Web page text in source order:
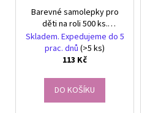
Barevné samolepky pro
děti na roli 500 ks.
Motivační úsměv.
Skladem. Expedujeme do 5
prac. dnů (>5 ks)
113 Kč
DO KOŠÍKU